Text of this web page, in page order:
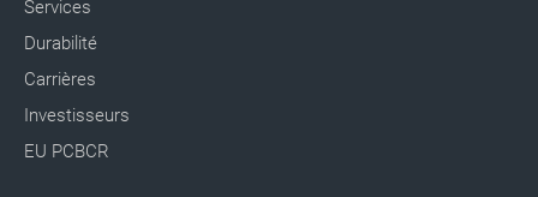
Services
Durabilité
Carrières
Investisseurs
EU PCBCR